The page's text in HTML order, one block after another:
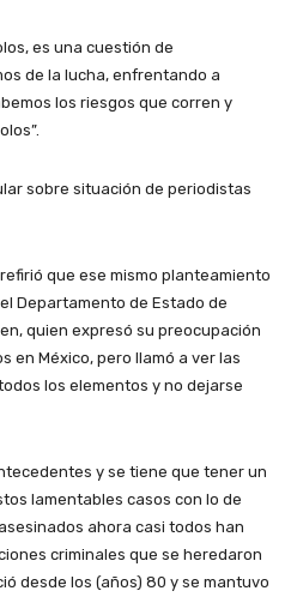
es una cuestión de
de la lucha, enfrentando a
los riesgos que corren y
sobre situación de periodistas
que ese mismo planteamiento
Departamento de Estado de
quien expresó su preocupación
en México, pero llamó a ver las
los elementos y no dejarse
y se tiene que tener un
lamentables casos con lo de
ahora casi todos han
criminales que se heredaron
desde los (años) 80 y se mantuvo